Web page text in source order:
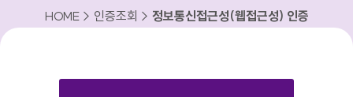
HOME > 인증조회 > 정보통신접근성(웹접근성) 인증